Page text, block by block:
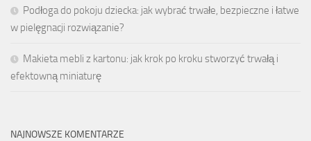
Podłoga do pokoju dziecka: jak wybrać trwałe, bezpieczne i łatwe
w pielęgnacji rozwiązanie?
Makieta mebli z kartonu: jak krok po kroku stworzyć trwałą i
efektowną miniaturę
NAJNOWSZE KOMENTARZE